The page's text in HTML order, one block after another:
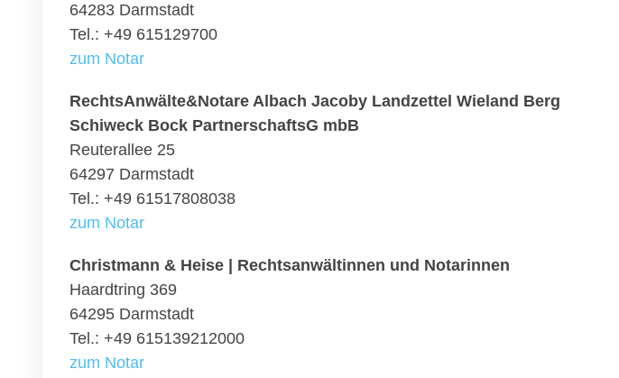
64283 Darmstadt
Tel.: +49 615129700
zum Notar
RechtsAnwälte&Notare Albach Jacoby Landzettel Wieland Berg
Schiweck Bock PartnerschaftsG mbB
Reuterallee 25
64297 Darmstadt
Tel.: +49 61517808038
zum Notar
Christmann & Heise | Rechtsanwältinnen und Notarinnen
Haardtring 369
64295 Darmstadt
Tel.: +49 615139212000
zum Notar